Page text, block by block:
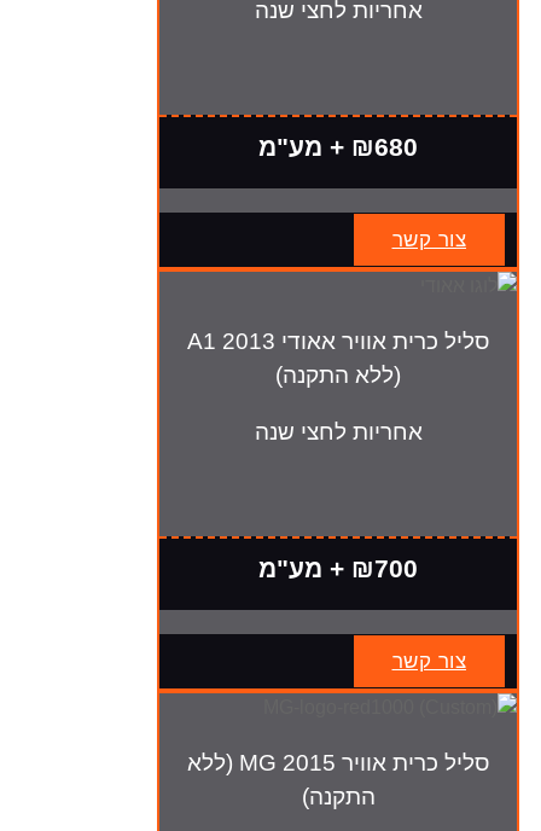
אחריות לחצי שנה
₪680 + מע"מ
צור קשר
סליל כרית אוויר אאודי A1 2013
(ללא התקנה)
אחריות לחצי שנה
₪700 + מע"מ
צור קשר
סליל כרית אוויר MG 2015 (ללא
התקנה)